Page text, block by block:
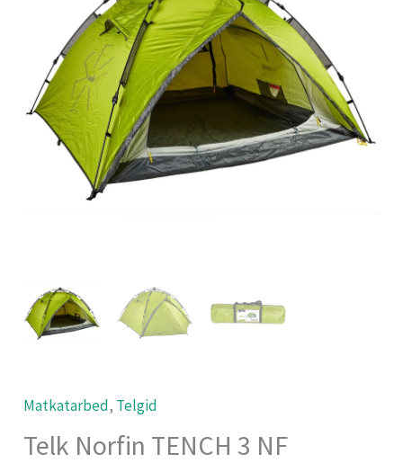
Matkatarbed, Telgid
Telk Norfin TENCH 3 NF